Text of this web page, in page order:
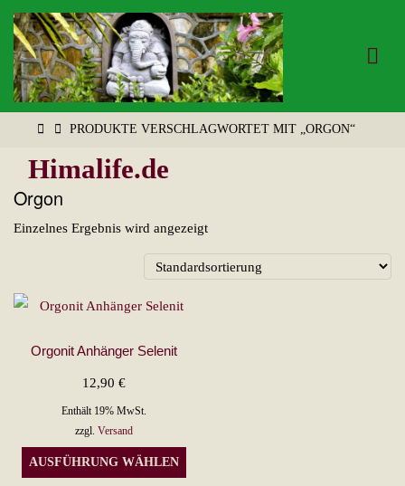
Zum
Inhalt
springen
Himalife.de
START
PRODUKTE VERSCHLAGWORTET MIT „ORGON“
Orgon
Einzelnes Ergebnis wird angezeigt
Orgonit Anhänger Selenit
12,90€
Enthält 19% MwSt.
zzgl.Versand
AUSFÜHRUNG WÄHLEN
Dieses
Produkt